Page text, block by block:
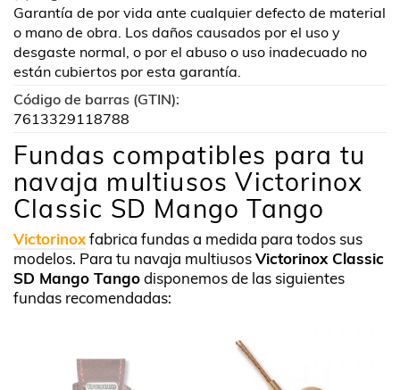
Garantía de por vida ante cualquier defecto de material
o mano de obra. Los daños causados por el uso y
desgaste normal, o por el abuso o uso inadecuado no
están cubiertos por esta garantía.
Código de barras (GTIN):
7613329118788
Fundas compatibles para tu
navaja multiusos Victorinox
Classic SD Mango Tango
Victorinoxfabrica fundas a medida para todos sus
modelos. Para tu navaja multiusosVictorinox Classic
SD Mango Tangodisponemos de las siguientes
fundas recomendadas: